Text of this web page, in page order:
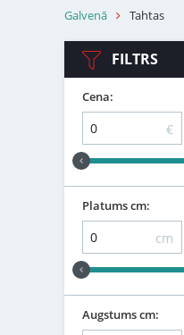
Galvenā Tahtas
FILTRS
Cena:
€
Platums cm:
cm
Augstums cm: